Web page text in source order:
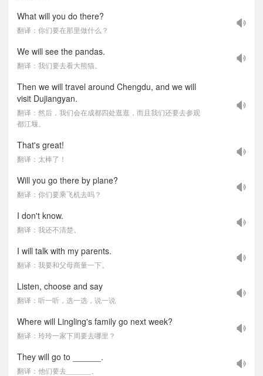
What will you do there?
翻译：你们要在那里做什么？
We will see the pandas.
翻译：我们要去看大熊猫。
Then we will travel around Chengdu, and we will
visit Dujiangyan.
翻译：然后，我们会在成都四处逛逛，而且我们还要去参观
都江堰。
That's great!
翻译：太棒了！
Will you go there by plane?
翻译：你们要乘飞机去吗？
I don't know.
翻译：我还不清楚。
I will talk with my parents.
翻译：我要和父母商量一下。
Listen, choose and say
翻译：听一听，选一选，说一说
Where will Lingling's family go next week?
翻译：玲玲一家下周要去哪里？
They will go to ______.
翻译：他们要去______。